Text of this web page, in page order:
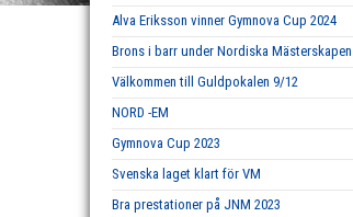
Alva Eriksson vinner Gymnova Cup 2024
Brons i barr under Nordiska Mästerskapen
Välkommen till Guldpokalen 9/12
NORD -EM
Gymnova Cup 2023
Svenska laget klart för VM
Bra prestationer på JNM 2023